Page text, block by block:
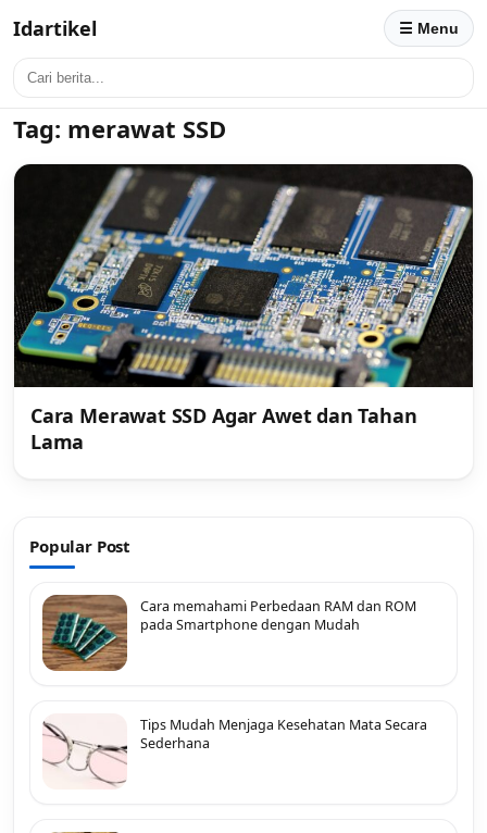
Idartikel ☰ Menu
Tag: merawat SSD
Cara Merawat SSD Agar Awet dan Tahan
Lama
Popular Post
Cara memahami Perbedaan RAM dan ROM
pada Smartphone dengan Mudah
Tips Mudah Menjaga Kesehatan Mata Secara
Sederhana